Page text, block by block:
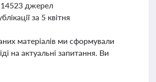
14523 джерел
за 5 квітня
матеріалів ми сформували
на актуальні запитання. Ви